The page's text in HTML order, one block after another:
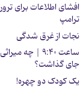
افشای اطلاعات برای
ترامپ
نجات از غرق شدگی
ساعت ۹:۴۰ | چه
جای گذاشت؟
یک کودک دو چهره!